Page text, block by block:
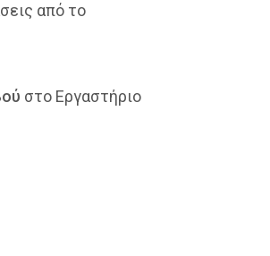
από το
στο Εργαστήριο